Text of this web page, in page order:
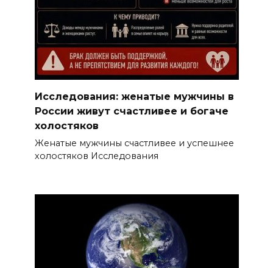
Исследования: женатые мужчины в
России живут счастливее и богаче
холостяков
Женатые мужчины счастливее и успешнее
холостяков Исследования